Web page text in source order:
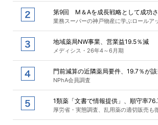
第9回 M＆Aを成長戦略として成功さ
業務スーパーの神戸物産に学ぶロールア
地域薬局NW事業、営業益19.5％減
メディシス・26年4～6月期
門前減算の近隣薬局要件、19.7％が該
NPhA会員調査
1類薬「文書で情報提供」、順守率
厚労省・実態調査、乱用薬の適切販売も